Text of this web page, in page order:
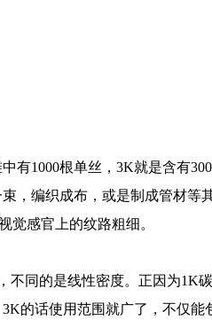
1000根单丝，3K就是含有
，编织成布，或是制成管材等
觉感官上的纹路粗细。
不同的是线性密度。正因为1K
的话使用范围就广了，不仅能